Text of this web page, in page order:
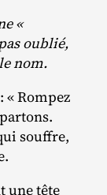
«
oublié,
nom.
Rompez
souffre,
une tête